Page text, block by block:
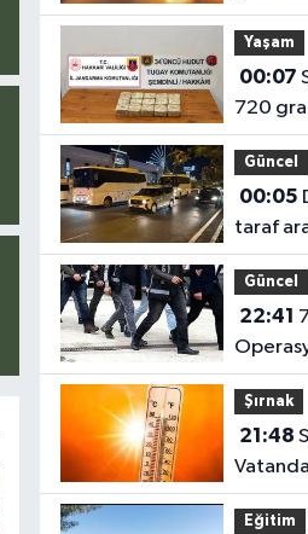
oldu
Yaşam
00:07
720
Güncel
00:05
taraf
tokat
Güncel
22:41
Şüpheli
Şırnak
21:48
Uyarısı
Eğitim